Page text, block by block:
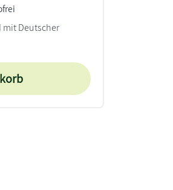
mit Deutscher